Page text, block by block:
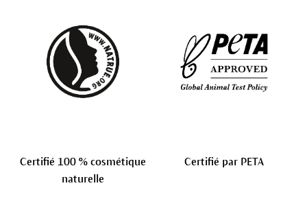
Certifié 100 % cosmétique
naturelle
Certifié par PETA